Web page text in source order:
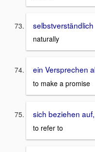
selbstverständlich
naturally
ein Versprechen
to make a promise
sich beziehen
to refer to